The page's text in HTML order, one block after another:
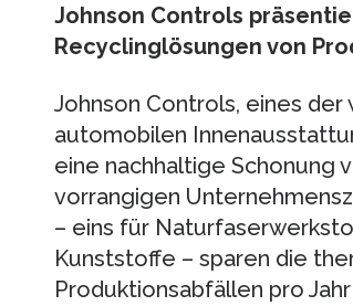
Johnson Controls
Recyclinglösungen von
Johnson Controls, eines
automobilen
eine nachhaltige Schonung
vorrangigen
– eins für
Kunststoffe – sparen die
Produktionsabfällen pro